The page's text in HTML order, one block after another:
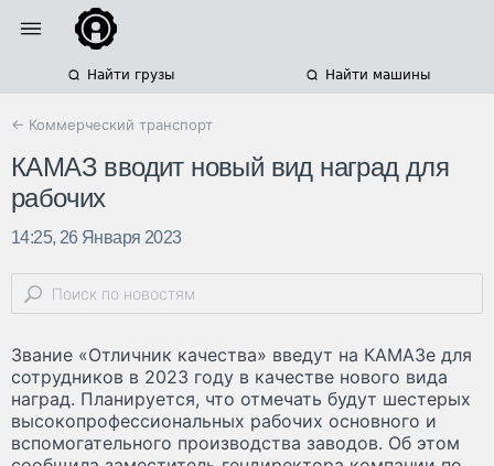
Найти грузы Найти машины
← Коммерческий транспорт
КАМАЗ вводит новый вид наград для
рабочих
14:25, 26 Января 2023
Звание «Отличник качества» введут на КАМАЗе для
сотрудников в 2023 году в качестве нового вида
наград. Планируется, что отмечать будут шестерых
высокопрофессиональных рабочих основного и
вспомогательного производства заводов. Об этом